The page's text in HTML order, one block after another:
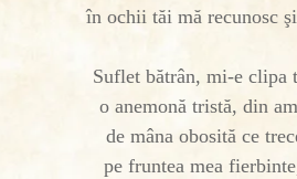
în ochii tăi mă recunosc
Suflet bătrân, mi-e clipa
o anemonă tristă, din
de mâna obosită ce
pe fruntea mea